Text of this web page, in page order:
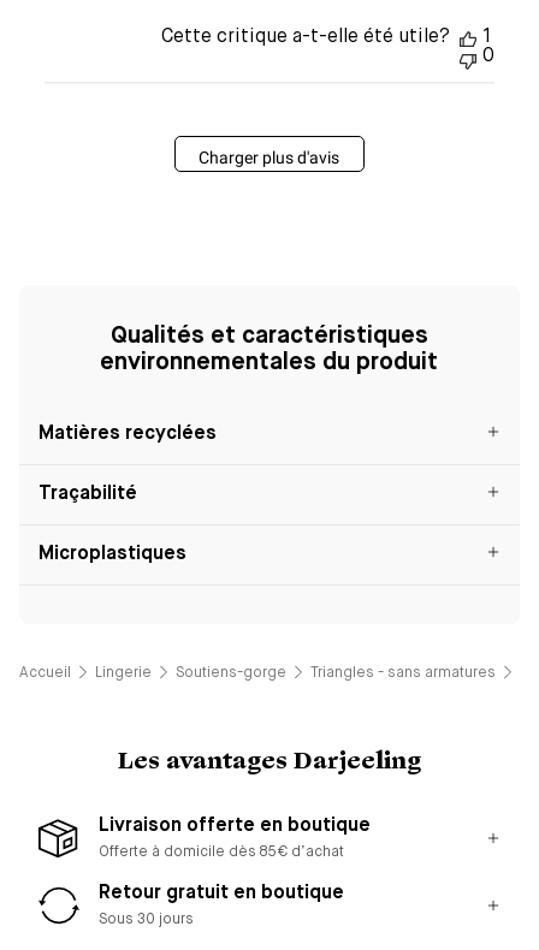
Cette critique a-t-elle été utile?
1
0
Charger plus d'avis
Qualités et caractéristiques
environnementales du produit
Matières recyclées
Traçabilité
Microplastiques
Accueil Lingerie Soutiens-gorge Triangles - sans armatures
Les avantages Darjeeling
Livraison offerte en boutique
Offerte à domicile dès 85€ d’achat
Retour gratuit en boutique
Sous 30 jours